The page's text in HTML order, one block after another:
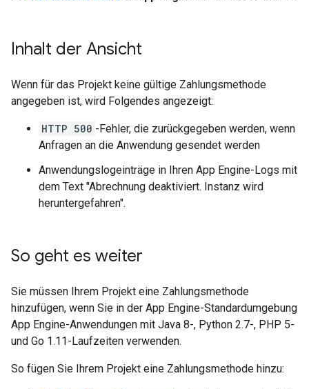
Inhalt der Ansicht
Wenn für das Projekt keine gültige Zahlungsmethode
angegeben ist, wird Folgendes angezeigt:
HTTP 500 -Fehler, die zurückgegeben werden, wenn
Anfragen an die Anwendung gesendet werden
Anwendungslogeinträge in Ihren App Engine-Logs mit
dem Text "Abrechnung deaktiviert. Instanz wird
heruntergefahren".
So geht es weiter
Sie müssen Ihrem Projekt eine Zahlungsmethode
hinzufügen, wenn Sie in der App Engine-Standardumgebung
App Engine-Anwendungen mit Java 8-, Python 2.7-, PHP 5-
und Go 1.11-Laufzeiten verwenden.
So fügen Sie Ihrem Projekt eine Zahlungsmethode hinzu: